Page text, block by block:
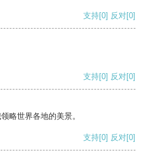
支持[0] 反对[0]
支持[0] 反对[0]
略世界各地的美景。
支持[0] 反对[0]